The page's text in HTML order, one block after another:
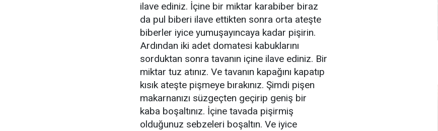
ilave ediniz. İçine bir miktar karabiber biraz
da pul biberi ilave ettikten sonra orta ateşte
biberler iyice yumuşayıncaya kadar pişirin.
Ardından iki adet domatesi kabuklarını
sorduktan sonra tavanın içine ilave ediniz. Bir
miktar tuz atınız. Ve tavanın kapağını kapatıp
kısık ateşte pişmeye bırakınız. Şimdi pişen
makarnanızı süzgeçten geçirip geniş bir
kaba boşaltınız. İçine tavada pişirmiş
olduğunuz sebzeleri boşaltın. Ve iyice